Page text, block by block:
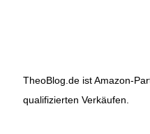
TheoBlog.de ist Amazon-
qualifizierten Verkäufen.